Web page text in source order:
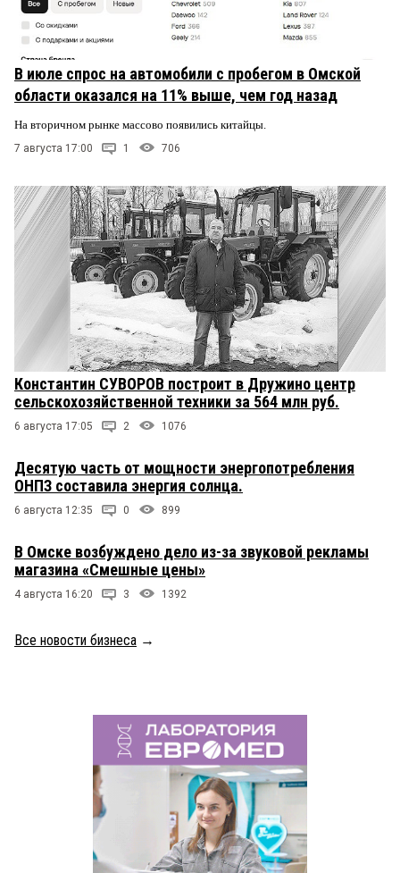
В июле спрос на автомобили с пробегом в Омской
области оказался на 11% выше, чем год назад
На вторичном рынке массово появились китайцы.
7 августа 17:00 1 706
Константин СУВОРОВ построит в Дружино центр
сельскохозяйственной техники за 564 млн руб.
6 августа 17:05 2 1076
Десятую часть от мощности энергопотребления
ОНПЗ составила энергия солнца.
6 августа 12:35 0 899
В Омске возбуждено дело из-за звуковой рекламы
магазина «Смешные цены»
4 августа 16:20 3 1392
Все новости бизнеса →